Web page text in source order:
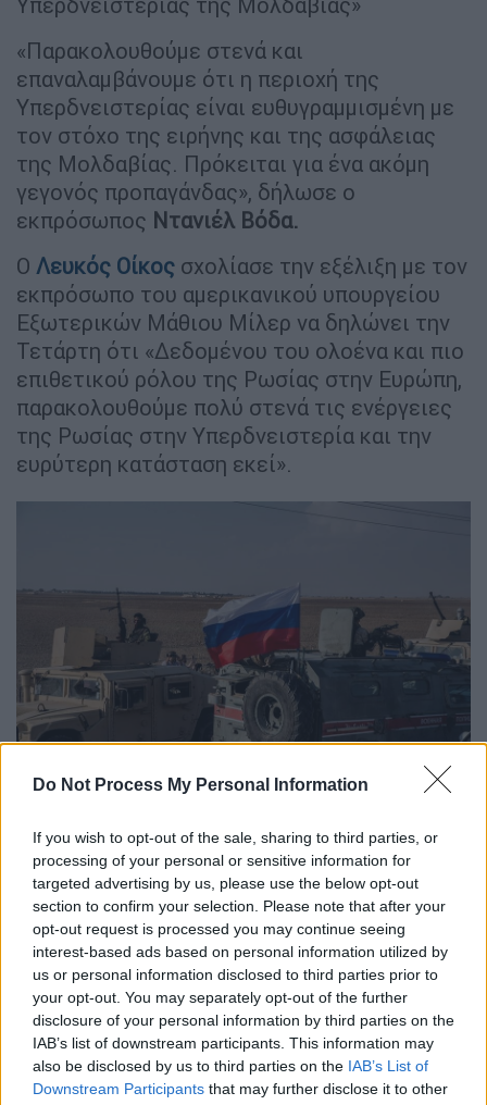
Do Not Process My Personal Information
If you wish to opt-out of the sale, sharing to third parties, or
processing of your personal or sensitive information for
targeted advertising by us, please use the below opt-out
section to confirm your selection. Please note that after your
opt-out request is processed you may continue seeing
interest-based ads based on personal information utilized by
us or personal information disclosed to third parties prior to
your opt-out. You may separately opt-out of the further
disclosure of your personal information by third parties on the
IAB’s list of downstream participants. This information may
also be disclosed by us to third parties on the IAB’s List of
Downstream Participants that may further disclose it to other
«Παρακολουθούμε στενά και
επαναλαμβάνουμε ότι η περιοχή της
Υπερδνειστερίας είναι ευθυγραμμισμένη με
τον στόχο της ειρήνης και της ασφάλειας
της Μολδαβίας. Πρόκειται για ένα ακόμη
γεγονός προπαγάνδας», δήλωσε ο
εκπρόσωπος Ντανιέλ Βόδα.
Ο Λευκός Οίκος σχολίασε την εξέλιξη με τον
εκπρόσωπο του αμερικανικού υπουργείου
Εξωτερικών Μάθιου Μίλερ να δηλώνει την
Τετάρτη ότι «Δεδομένου του ολοένα και πιο
επιθετικού ρόλου της Ρωσίας στην Ευρώπη,
παρακολουθούμε πολύ στενά τις ενέργειες
της Ρωσίας στην Υπερδνειστερία και την
ευρύτερη κατάσταση εκεί».
Ρωσία - Ουκρανία
Κατηγορίες για «γενοκτονία»
Η Υπερδνειστερία, μιαστενή λωρίδα γης
μεταξύ Μολδαβίας καιΟυκρανίας,
αποσχίστηκε μετά από ένανσύντομο πόλεμο
το1992 κατά του μολδαβικού στρατού. Η
Ρωσία εξακολουθεί να διατηρεί εκεί 1.500
στρατιώτες, οι οποίοι αποτελούν μια
ειρηνευτική αποστολή, σύμφωνα με τις
επίσημες αρχές.